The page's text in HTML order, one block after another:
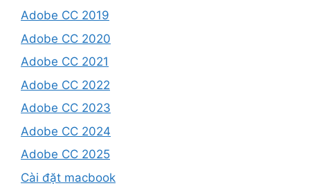
Adobe CC 2019
Adobe CC 2020
Adobe CC 2021
Adobe CC 2022
Adobe CC 2023
Adobe CC 2024
Adobe CC 2025
Cài đặt macbook